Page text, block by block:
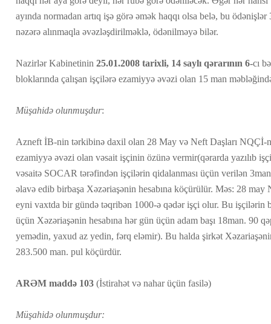
ayında normadan artıq işə görə əmək haqqı olsa belə, bu
nəzərə alınmaqla əvəzləşdirilməklə, ödənilməyə bilər.
Nazirlər Kabinetinin 25.01.2008 tarixli, 14 saylı qərarının 6-cı
bloklarında çalışan işçilərə ezamiyyə əvəzi olan 15 man
Müşahidə olunmuşdur:
Azneft İB-nin tərkibinə daxil olan 28 May və Neft Daşları NQÇİ-
ezamiyyə əvəzi olan vəsait işçinin özünə vermir(qərarda yazılıb
vəsaitə SOCAR tərəfindən işçilərin qidalanması üçün verilən
əlavə edib birbaşa Xəzəriaşənin hesabına köçürülür. Məs: 28
eyni vaxtda bir gündə təqribən 1000-ə qədər işçi olur. Bu işçilərin
üçün Xəzəriaşənin hesabına hər gün üçün adam başı 18man. 90
yemədin, yaxud az yedin, fərq eləmir). Bu halda şirkət
283.500 man. pul köçürdür.
ARƏM maddə 103 (İstirahət və nahar üçün fasilə)
Müşahidə olunmuşdur: